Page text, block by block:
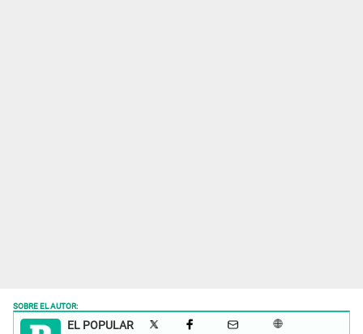
SOBRE EL AUTOR:
EL POPULAR